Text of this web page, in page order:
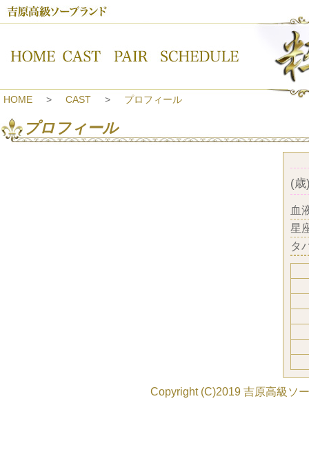
HOME CAST プロフィール
プロフィール
(歳
血
星
タ
Copyright (C)2019吉原高級ソ